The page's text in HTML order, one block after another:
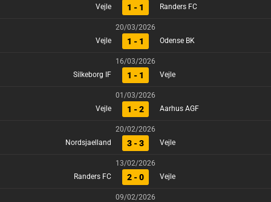
Vejle 1 - 1 Randers FC
20/03/2026
Vejle
1 - 1 Odense BK
16/03/2026
Silkeborg IF
1 - 1 Vejle
01/03/2026
Vejle
1 - 2 Aarhus AGF
20/02/2026
Nordsjaelland
3 - 3 Vejle
13/02/2026
Randers FC
2 - 0 Vejle
09/02/2026